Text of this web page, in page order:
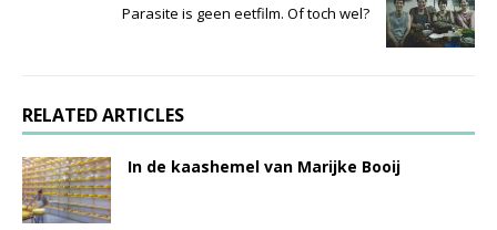
Parasite is geen eetfilm. Of toch wel?
RELATED ARTICLES
In de kaashemel van Marijke Booij